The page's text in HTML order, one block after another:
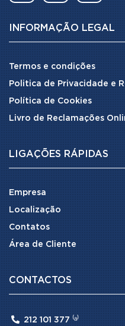
INFORMAÇÃO LEGAL
Termos e condições
Politica de Privacidade e
Política de Cookies
Livro de Reclamações
LIGAÇÕES RÁPIDAS
Empresa
Localização
Contatos
Área de Cliente
CONTACTOS
 212 101 377 ⁽ᵃ⁾